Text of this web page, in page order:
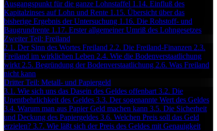
Ausgangspunkt für die ganze Lohnstaffel 1.14. Einfluß des
Kapitalzinses auf Lohn und Rente 1.15. Übersicht über das
bisherige Ergebnis der Untersuchung 1.16. Die Rohstoff- und
Baugrundrente 1.17. Erster allgemeiner Umriß des Lohngesetzes
Zweiter Teil: Freiland
2.1. Der Sinn des Wortes Freiland 2.2. Die Freiland-Finanzen 2.3.
Freiland im wirklichen Leben 2.4. Wie die Bodenverstaatlichung
wirkt 2.5. Begründung der Bodenverstaatlichung 2.6. Was Freiland
nicht kann
Dritter Teil: Metall- und Papiergeld
3.1. Wie sich uns das Dasein des Geldes offenbart 3.2. Die
Unentbehrlichkeit des Geldes 3.3. Der sogenannte Wert des Geldes
3.4. Warum man aus Papier Geld machen kann 3.5. Die Sicherheit
und Deckung des Papiergeldes 3.6. Welchen Preis soll das Geld
erzielen? 3.7. Wie läßt sich der Preis des Geldes mit Genauigkeit